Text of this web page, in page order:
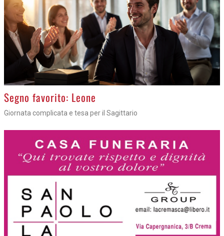
>
Segno favorito: Leone
Giornata complicata e tesa per il Sagittario